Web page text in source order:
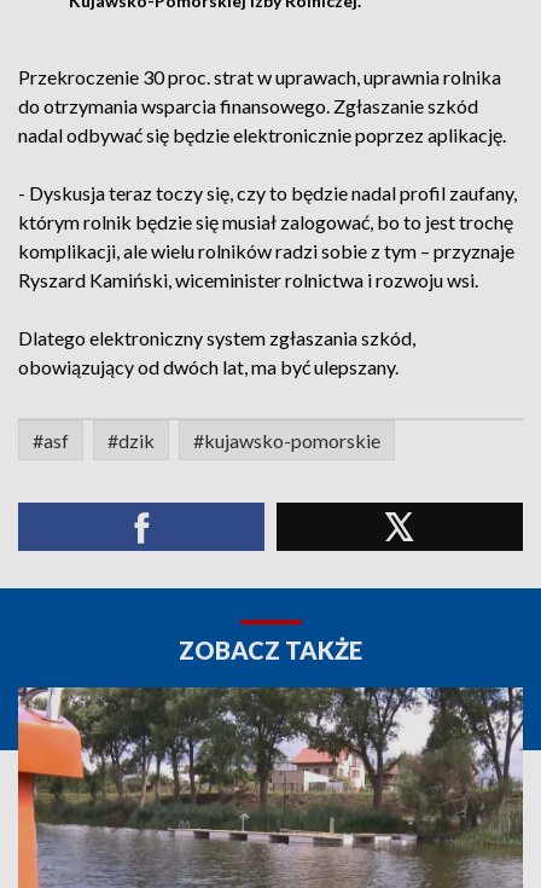
Przekroczenie 30 proc. strat w uprawach, uprawnia rolnika
do otrzymania wsparcia finansowego. Zgłaszanie szkód
nadal odbywać się będzie elektronicznie poprzez aplikację.
- Dyskusja teraz toczy się, czy to będzie nadal profil zaufany,
którym rolnik będzie się musiał zalogować, bo to jest trochę
komplikacji, ale wielu rolników radzi sobie z tym – przyznaje
Ryszard Kamiński, wiceminister rolnictwa i rozwoju wsi.
Dlatego elektroniczny system zgłaszania szkód,
obowiązujący od dwóch lat, ma być ulepszany.
#asf #dzik #kujawsko-pomorskie
ZOBACZ TAKŻE